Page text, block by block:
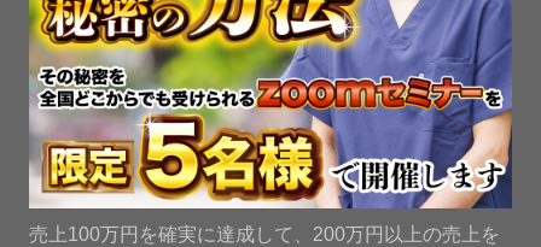
売上100万円を確実に達成して、200万円以上の売上を